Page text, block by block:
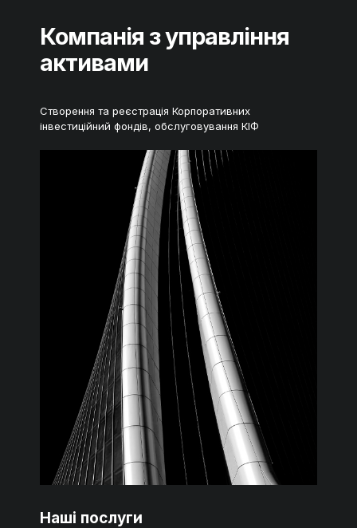
Компанія з управління
активами
Створення та реєстрація Корпоративних
інвестиційний фондів, обслуговування КІФ
Наші послуги